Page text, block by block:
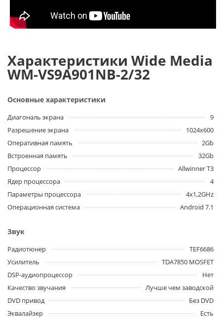
Характеристики Wide Media
WM-VS9A901NB-2/32
Основные характеристики
Диагональ экрана
9
Разрешение экрана
1024x600
Оперативная память
2Gb
Встроенная память
32Gb
Процессор
Allwinner T3
Ядер процессора
4
Параметры процессора
4x1,2GHz
Операционная система
Android 7.1
Звук
Радиотюнер
TEF6686
Усилитель
TDA7850 MOSFET
DSP-аудиопроцессор
Нет
Качество звучания
Лучше чем заводской
DVD привод
Без DVD
Эквалайзер
Есть